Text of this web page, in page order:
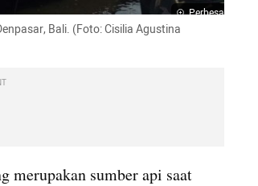
Perbesar
Bali. (Foto: Cisilia Agustina
merupakan sumber api saat